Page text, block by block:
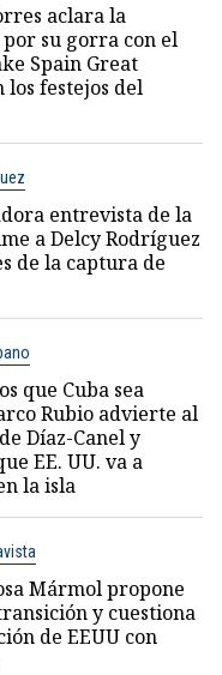
aclara la
su gorra con el
Spain Great
los festejos del
entrevista de la
a Delcy Rodríguez
de la captura de
que Cuba sea
Rubio advierte al
Díaz-Canel y
EE. UU. va a
la isla
Mármol propone
y cuestiona
de EEUU con